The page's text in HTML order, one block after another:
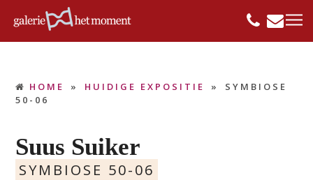
HOME » HUIDIGE EXPOSITIE »
SYMBIOSE
50-06
Suus Suiker
SYMBIOSE 50-06